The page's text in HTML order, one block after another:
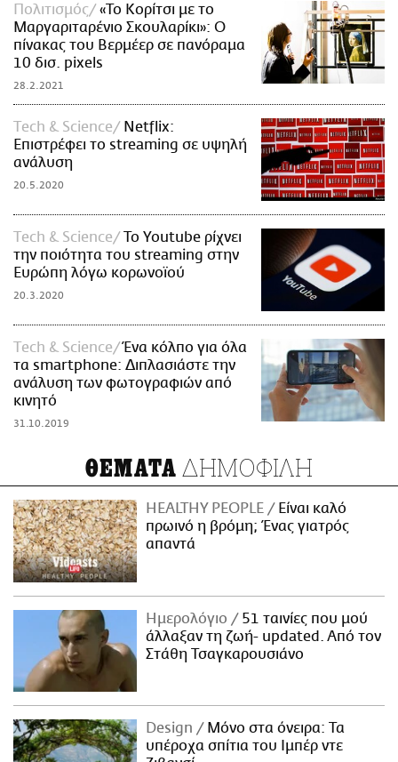
Πολιτισμός
«Το Κορίτσι με το
Μαργαριταρένιο Σκουλαρίκι»: Ο
πίνακας του Βερμέερ σε πανόραμα
10 δισ. pixels
28.2.2021
Τech & Science
Netflix:
Επιστρέφει το streaming σε υψηλή
ανάλυση
20.5.2020
Τech & Science
Το Youtube ρίχνει
την ποιότητα του streaming στην
Ευρώπη λόγω κορωνοϊού
20.3.2020
Τech & Science
Ένα κόλπο για όλα
τα smartphone: Διπλασιάστε την
ανάλυση των φωτογραφιών από
κινητό
31.10.2019
ΘΕΜΑΤΑ ΔΗΜΟΦΙΛΗ
HEALTHY PEOPLE
Είναι καλό
πρωινό η βρόμη; Ένας γιατρός
απαντά
Ημερολόγιο
51 ταινίες που μού
άλλαξαν τη ζωή- updated. Aπό τον
Στάθη Τσαγκαρουσιάνο
Design
Μόνο στα όνειρα: Τα
υπέροχα σπίτια του Ιμπέρ ντε